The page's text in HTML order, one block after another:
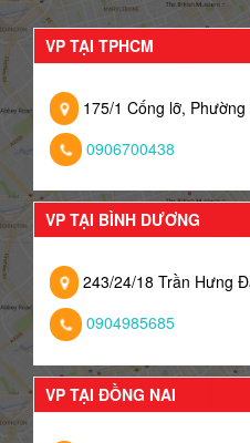
VP TẠI TPHCM
175/1 Cống lỡ,
0906700438
VP TẠI BÌNH DƯƠNG
243/24/18 Trần Hưng
0904985685
VP TẠI ĐỒNG NAI